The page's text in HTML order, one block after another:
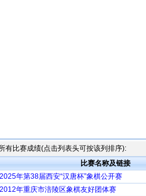
有比赛成绩(点击列表头可按该列排序):
比赛名称及链接
2025年第38届西安“汉唐杯”象棋公开赛
2012年重庆市涪陵区象棋友好团体赛